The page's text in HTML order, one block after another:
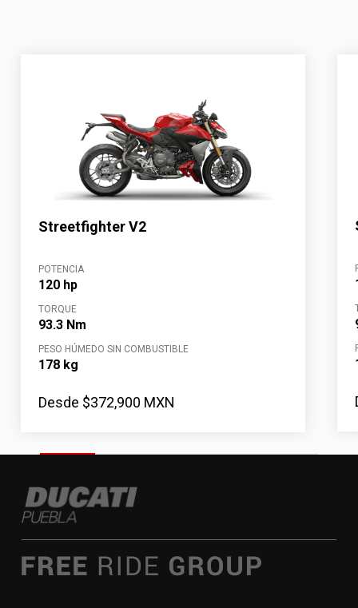
Streetfighter V2
POTENCIA
120 hp
TORQUE
93.3 Nm
PESO HÚMEDO SIN COMBUSTIBLE
178 kg
Desde $372,900 MXN